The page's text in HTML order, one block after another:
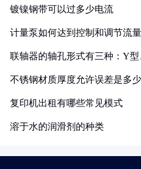
镀镍钢带可以过多少电流
计量泵如何达到控制和调节流
联轴器的轴孔形式有三种：Y型
不锈钢材质厚度允许误差是多少
复印机出租有哪些常见模式
溶于水的润滑剂的种类